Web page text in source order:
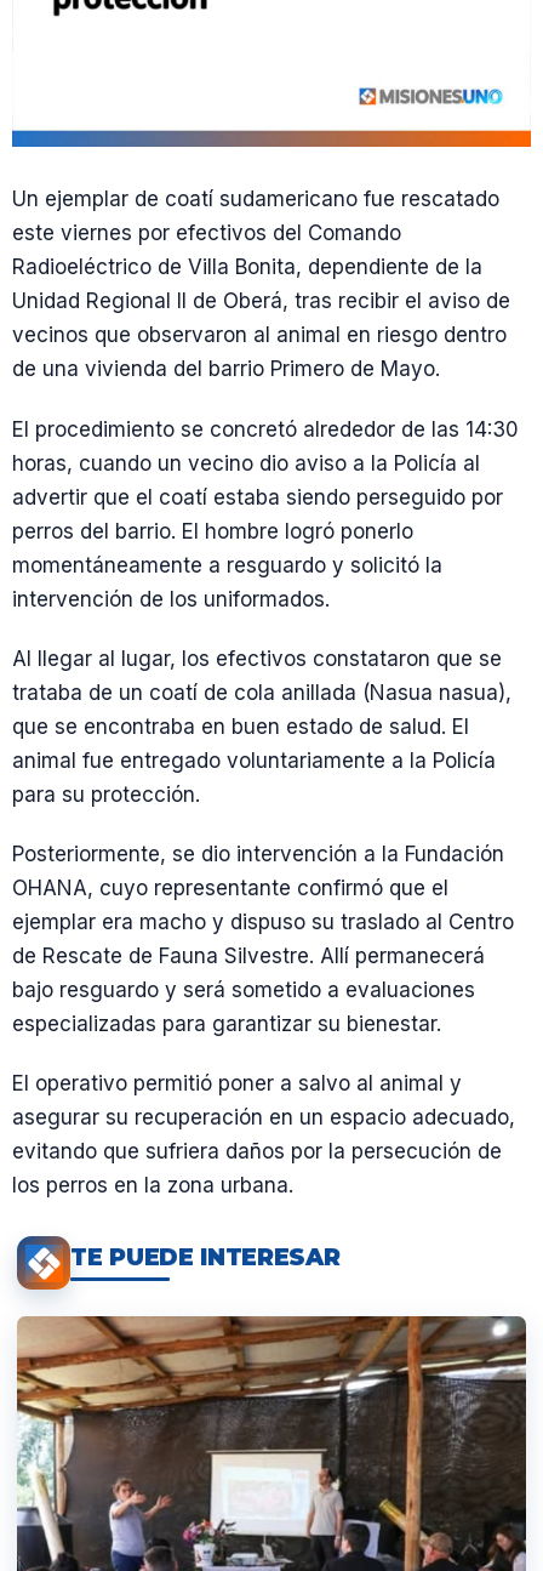
Un ejemplar de coatí sudamericano fue rescatado
este viernes por efectivos del Comando
Radioeléctrico de Villa Bonita, dependiente de la
Unidad Regional II de Oberá, tras recibir el aviso de
vecinos que observaron al animal en riesgo dentro
de una vivienda del barrio Primero de Mayo.
El procedimiento se concretó alrededor de las 14:30
horas, cuando un vecino dio aviso a la Policía al
advertir que el coatí estaba siendo perseguido por
perros del barrio. El hombre logró ponerlo
momentáneamente a resguardo y solicitó la
intervención de los uniformados.
Al llegar al lugar, los efectivos constataron que se
trataba de un coatí de cola anillada (Nasua nasua),
que se encontraba en buen estado de salud. El
animal fue entregado voluntariamente a la Policía
para su protección.
Posteriormente, se dio intervención a la Fundación
OHANA, cuyo representante confirmó que el
ejemplar era macho y dispuso su traslado al Centro
de Rescate de Fauna Silvestre. Allí permanecerá
bajo resguardo y será sometido a evaluaciones
especializadas para garantizar su bienestar.
El operativo permitió poner a salvo al animal y
asegurar su recuperación en un espacio adecuado,
evitando que sufriera daños por la persecución de
los perros en la zona urbana.
TE PUEDE INTERESAR